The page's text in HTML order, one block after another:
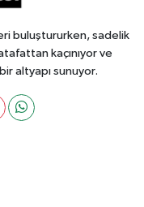
buluştururken, sadelik
kaçınıyor ve
altyapı sunuyor.